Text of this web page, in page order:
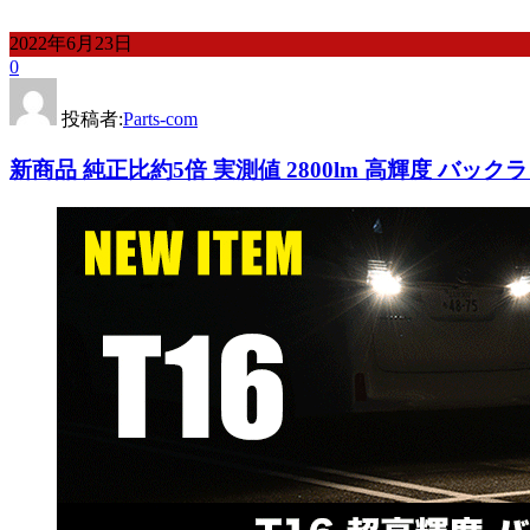
2022年6月23日
0
投稿者:Parts-com
新商品 純正比約5倍 実測値 2800lm 高輝度 バック